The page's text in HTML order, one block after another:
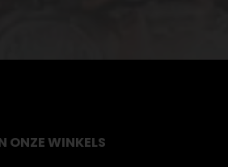
ONZE WINKELS